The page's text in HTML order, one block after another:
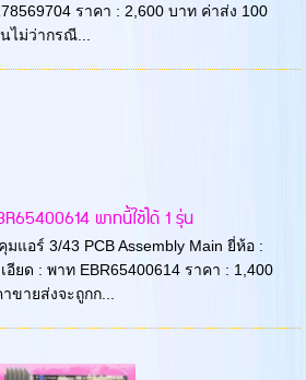
ราคา : 2,600 บาท ค่าส่ง 100
ม่ว่ากรณี...
พาทนี้ใช้ได้ 1 รุ่น
แอร์ 3/43 PCB Assembly Main ยี่ห้อ :
อียด : พาท EBR65400614 ราคา : 1,400
ขายส่งจะถูกก...